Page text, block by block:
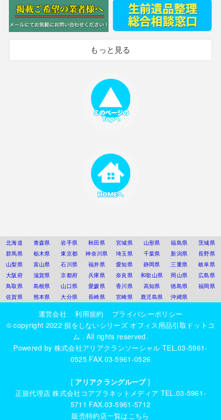
もっと見る
北海道 青森県 岩手県 秋田県 宮城県 山形県 福島県
茨城県
群馬県
栃木県 東京都 神奈川県 埼玉県 千葉県 新潟県
長野県
山梨県
富山県 石川県 福井県 愛知県 静岡県 三重県
岐阜県
大阪府
滋賀県 京都府 兵庫県 奈良県 和歌山県 岡山県
広島県
鳥取県
島根県 山口県 愛媛県 香川県 高知県 徳島県
福岡県
佐賀県
熊本県 大分県 長崎県 宮崎県 鹿児島県 沖縄県
運営会社 利用規約
プライバシーポリシー
© copyright 2022損をしないシリーズ オフィス用品引取ドットコ
ム . All rights reserved.
Powered by 株式会社アリアクランソーシャル TEL.03-5961-
0525 FAX.03-5961-0526
[ アリアクラングループ]
正規代理店株式会社コアプラネットメディア TEL.03-5961-
5711 FAX.03-5961-5712
販売特約店一覧はこちら